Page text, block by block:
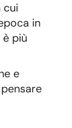
cui
in
più
e